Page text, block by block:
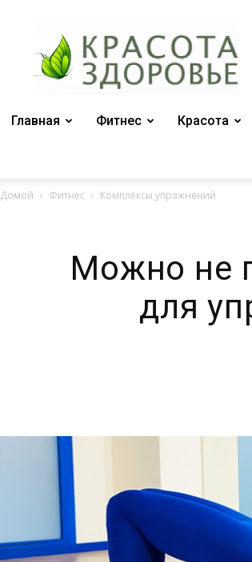
журнал
"Красота
и
Главная
Фитнес Красота
Домой Фитнес Комплексы упражнений
Можно не
для